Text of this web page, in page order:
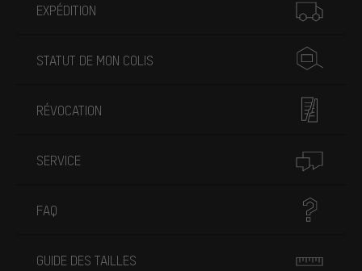
EXPÉDITION
STATUT DE MON COLIS
RÉVOCATION
SERVICE
FAQ
GUIDE DES TAILLES